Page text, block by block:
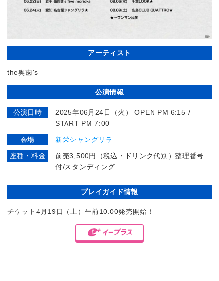
アーティスト
the奥歯's
公演情報
公演日時
2025年06月24日（火） OPEN PM 6:15 /
START PM 7:00
会場 新栄シャングリラ
座種・料金
前売3,500円（税込・ドリンク代別）整理番号
付/スタンディング
プレイガイド情報
チケット4月19日（土）午前10:00発売開始！